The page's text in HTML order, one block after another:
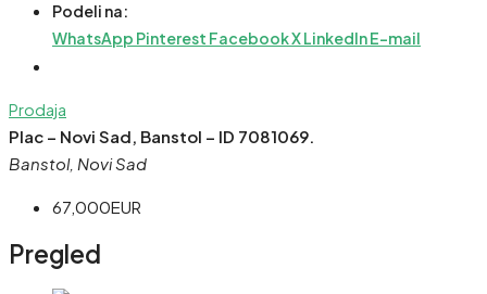
Podeli na:
WhatsApp Pinterest FacebookXLinkedInE-mail
Prodaja
Plac – Novi Sad, Banstol – ID 7081069.
Banstol, Novi Sad
67,000EUR
Pregled